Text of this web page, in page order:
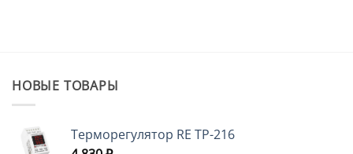
НОВЫЕ ТОВАРЫ
Терморегулятор RE ТР-216